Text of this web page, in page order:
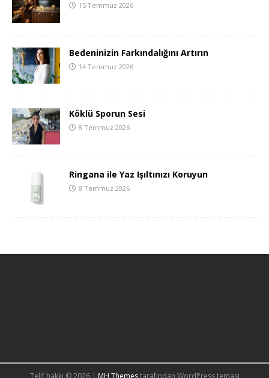
15 Temmuz 2026
Bedeninizin Farkındalığını Artırın
14 Temmuz 2026
Köklü Sporun Sesi
8 Temmuz 2026
Ringana ile Yaz Işıltınızı Koruyun
8 Temmuz 2026
Telif hakkı © 2026 | MH Themestarafından WordPress teması